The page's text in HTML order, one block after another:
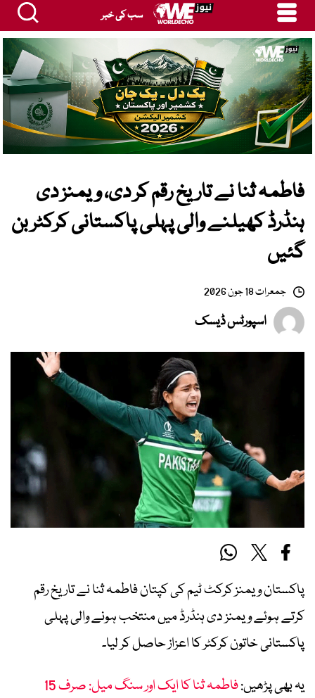
سب کی خبر
فاطمہ ثنا نے تاریخ رقم کر دی، ویمنز دی
ہنڈرڈ کھیلنے والی پہلی پاکستانی کرکٹر بن
گئیں
جمعرات 18 جون 2026
اسپورٹس ڈیسک
پاکستان ویمنز کرکٹ ٹیم کی کپتان فاطمہ ثنا نے تاریخ رقم
کرتے ہوئے ویمنز دی ہنڈرڈ میں منتخب ہونے والی پہلی
پاکستانی خاتون کرکٹر کا اعزاز حاصل کر لیا۔
یہ بھی پڑھیں:
فاطمہ ثنا کا ایک اور سنگ میل: صرف 15